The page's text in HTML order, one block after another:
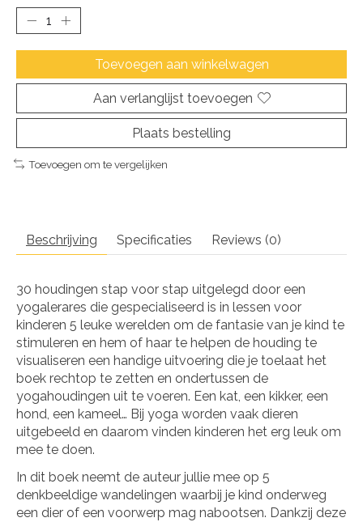
Toevoegen aan winkelwagen
Aan verlanglijst toevoegen
Plaats bestelling
Toevoegen om te vergelijken
Beschrijving Specificaties Reviews (0)
30 houdingen stap voor stap uitgelegd door een
yogalerares die gespecialiseerd is in lessen voor
kinderen 5 leuke werelden om de fantasie van je kind te
stimuleren en hem of haar te helpen de houding te
visualiseren een handige uitvoering die je toelaat het
boek rechtop te zetten en ondertussen de
yogahoudingen uit te voeren. Een kat, een kikker, een
hond, een kameel… Bij yoga worden vaak dieren
uitgebeeld en daarom vinden kinderen het erg leuk om
mee te doen.
In dit boek neemt de auteur jullie mee op 5
denkbeeldige wandelingen waarbij je kind onderweg
een dier of een voorwerp mag nabootsen. Dankzij deze